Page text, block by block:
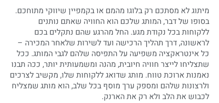
מיתוג לא מסתכם רק בלוגו מהמם או בקמפיין שיווקי מתוחכם.
בסופו של דבר, המותג שלכם הוא החוויה שאתם נותנים
ללקוחות בכל נקודת מגע. החל מהרגע שהם נתקלים בכם
לראשונה, דרך תהליך הרכישה ועד לשירות שלאחר המכירה –
כל אינטראקציה משפיעה על התפיסה שלהם לגבי המותג. ככל
שתצליחו לייצר חוויה חיובית, מהנה ומשמעותית יותר, ככה תבנו
נאמנות ארוכת טווח. מותג שדואג ללקוחות שלו, מקשיב לצרכים
ולרצונות שלהם ומספק ערך מוסף בכל שלב, הוא מותג שמצליח
לכבוש את הלב ולא רק את הארנק.